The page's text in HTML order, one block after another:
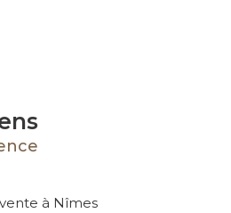
à Nîmes